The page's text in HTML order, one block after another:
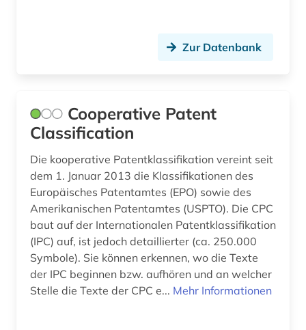
medizintechnik (1)
mediävistik (1)
migration (1)
mikromobilität (1)
mobilität (2)
mobilitätsforschung (1)
mobilitätstechnologie (1)
Zur Datenbank
Cooperative Patent
Classification
Die kooperative Patentklassifikation vereint seit
dem 1. Januar 2013 die Klassifikationen des
Europäisches Patentamtes (EPO) sowie des
Amerikanischen Patentamtes (USPTO). Die CPC
baut auf der Internationalen Patentklassifikation
(IPC) auf, ist jedoch detaillierter (ca. 250.000
Symbole). Sie können erkennen, wo die Texte
der IPC beginnen bzw. aufhören und an welcher
Stelle die Texte der CPC e... Mehr Informationen